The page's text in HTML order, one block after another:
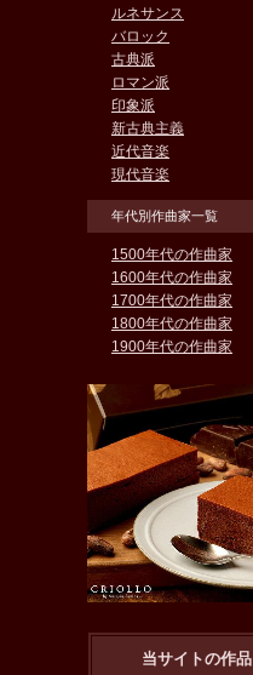
ルネサンス
バロック
古典派
ロマン派
印象派
新古典主義
近代音楽
現代音楽
年代別作曲家一覧
1500年代の作曲家
1600年代の作曲家
1700年代の作曲家
1800年代の作曲家
1900年代の作曲家
当サイトの作品